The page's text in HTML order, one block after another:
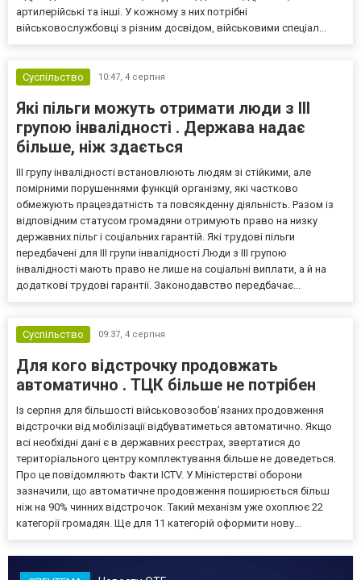
артилерійські та інші. У кожному з них потрібні
військовослужбовці з різним досвідом, військовими спеціал...
Суспільство 10:47, 4 серпня
Які пільги можуть отримати люди з III
групою інвалідності . Держава надає
більше, ніж здається
III групу інвалідності встановлюють людям зі стійкими, але
помірними порушеннями функцій організму, які частково
обмежують працездатність та повсякденну діяльність. Разом із
відповідним статусом громадяни отримують право на низку
державних пільг і соціальних гарантій. Які трудові пільги
передбачені для III групи інвалідності Люди з III групою
інвалідності мають право не лише на соціальні виплати, а й на
додаткові трудові гарантії. Законодавство передбачає...
Суспільство 09:37, 4 серпня
Для кого відстрочку продовжать
автоматично . ТЦК більше не потрібен
Із серпня для більшості військовозобов’язаних продовження
відстрочки від мобілізації відбуватиметься автоматично. Якщо
всі необхідні дані є в державних реєстрах, звертатися до
територіального центру комплектування більше не доведеться.
Про це повідомляють Факти ICTV. У Міністерстві оборони
зазначили, що автоматичне продовження поширюється більш
ніж на 90% чинних відстрочок. Такий механізм уже охоплює 22
категорії громадян. Ще для 11 категорій оформити нову...